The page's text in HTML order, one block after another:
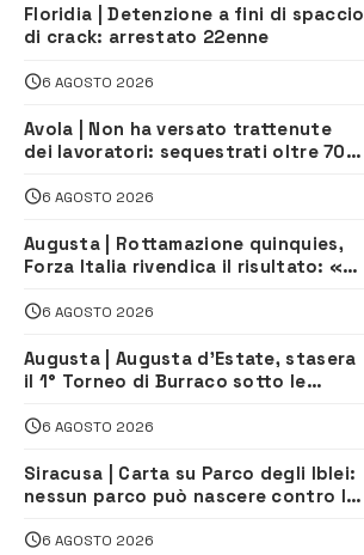
Floridia | Detenzione a fini di spaccio
di crack: arrestato 22enne
6 AGOSTO 2026
Avola | Non ha versato trattenute
dei lavoratori: sequestrati oltre 700
climatizzazione
6 AGOSTO 2026
Augusta | Rottamazione quinquies,
Forza Italia rivendica il risultato: «La
6 AGOSTO 2026
Augusta | Augusta d’Estate, stasera
il 1° Torneo di Burraco sotto le
6 AGOSTO 2026
Siracusa | Carta su Parco degli Iblei:
nessun parco può nascere contro le
6 AGOSTO 2026